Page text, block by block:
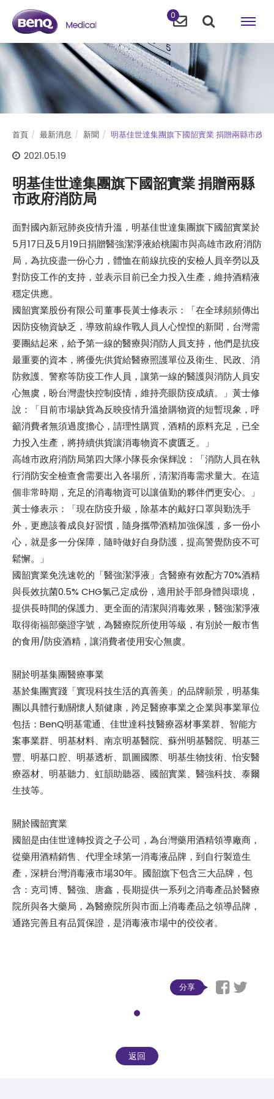
0
首頁 最新消息 新聞 明基佳世達集團旗下國韶實業 捐贈兩縣市政府
2021.05.19
明基佳世達集團旗下國韶實業 捐贈兩縣
市政府消防局
面對國內新冠肺炎疫情升溫，明基佳世達集團旗下國韶實業於
5月17日及5月19日捐贈醫強潔淨液給桃園市與高雄市政府消防
局，為抗疫盡一份心力，體恤在前線抗疫的安檢人員辛勞以及
對防疫工作的支持，並表示目前已全力投入生產，維持酒精液
穩定供應。
國韶實業股份有限公司董事長黃士修表示：「在全球頻頻傳出
因防疫物資缺乏，導致前線作戰人員人心惶惶的新聞，台灣需
要團結起來，給予第一線的醫療與消防人員支持，他們是抗疫
最重要的資本，將優先供貨給醫療照護單位及衛生、民政、消
防救護、警察等防疫工作人員，讓第一線的醫護與消防人員安
心無虞，盼台灣盡快控制疫情，維持亮眼防疫成績。」黃士修
說：「目前市場缺貨為反映疫情升溫搶購物資的短暫現象，呼
籲消費者無須過度擔心，請理性購買，酒精的原料充足，已全
力投入生產，將持續供貨讓消毒物資不虞匱乏。」
高雄市政府消防局第四大隊小隊長余保輝說：「消防人員在執
行消防安全檢查會需要出入各場所，清潔消毒需求量大。在這
個非常時期，充足的消毒物資可以讓值勤的夥伴們更安心。」
黃士修表示：「現在防疫升級，除基本的戴好口罩與勤洗手
外，更應該養成良好習慣，隨身攜帶酒精加強保護，多一份小
心，就是多一分保障，隨時做好自身防護，提高警覺防疫不可
鬆懈。」
國韶實業免洗速乾的「醫強潔淨液」含醫療有效配方70%酒精
與長效抗菌0.5% CHG氯己定成份，適用於手部身體與環境，
提供長時間的保護力、更全面的清潔與消毒效果，醫強潔淨液
取得衛福部藥證字號，為醫療院所使用等級，有別於一般市售
的食用/防疫酒精，讓消費者使用安心無虞。
關於明基集團醫療事業
基於集團實踐「實現科技生活的真善美」的品牌願景，明基集
團以具體行動關懷人類健康，跨足醫療事業之企業與事業單位
包括：BenQ明基電通、佳世達科技醫療器材事業群、智能方
案事業群、明基材料、南京明基醫院、蘇州明基醫院、明基三
豐、明基口腔、明基透析、凱圖國際、明基生物技術、怡安醫
療器材、明基聽力、虹韻助聽器、國韶實業、醫強科技、泰爾
生技等。
關於國韶實業
國韶是由佳世達轉投資之子公司，為台灣藥用酒精領導廠商，
從藥用酒精銷售、代理全球第一消毒液品牌，到自行製造生
產，深耕台灣消毒液市場30年。國韶旗下包含三大品牌，包
含：克司博、醫強、唐鑫，長期提供一系列之消毒產品於醫療
院所與各大藥局，為醫療院所與市面上消毒產品之領導品牌，
通路完善且有品質保證，是消毒液市場中的佼佼者。
分享
返回